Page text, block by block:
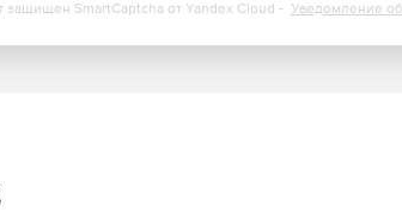
по мере необходимости.
защищен SmartCaptcha от Yandex Cloud - Уведомление